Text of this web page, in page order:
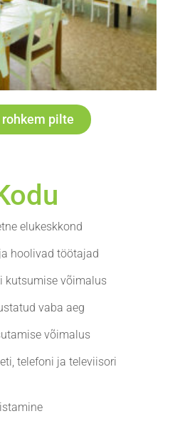
rohkem pilte
elukeskkond
hoolivad töötajad
kutsumise võimalus
vaba aeg
võimalus
telefoni ja televiisori